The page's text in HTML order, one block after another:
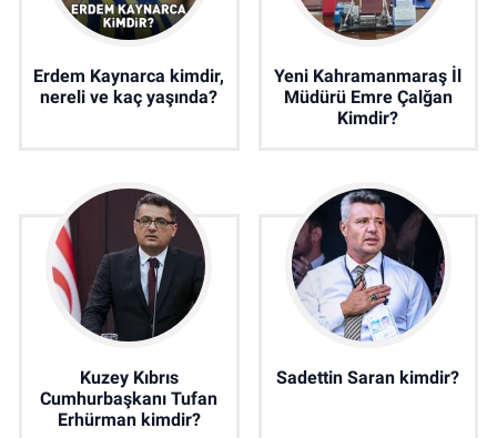
Erdem Kaynarca kimdir,
nereli ve kaç yaşında?
Yeni Kahramanmaraş İl
Müdürü Emre Çalğan
Kimdir?
Kuzey Kıbrıs
Cumhurbaşkanı Tufan
Erhürman kimdir?
Sadettin Saran kimdir?